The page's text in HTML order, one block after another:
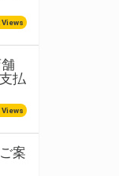
Views
払
Views
案